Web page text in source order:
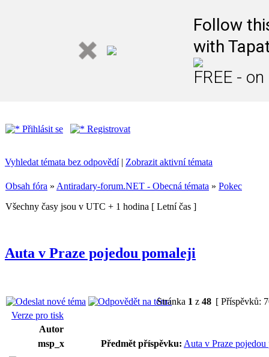
Follow
with
FREE -
Přihlásit se Registrovat
Vyhledat témata bez odpovědí| Zobrazit aktivní témata
Obsah fóra » Antiradary-forum.NET - Obecná témata » Pokec
Všechny časy jsou v UTC + 1 hodina [ Letní čas ]
Auta v Praze pojedou pomaleji
Stránka 1 z 48 [ Příspěvků:
Verze pro tisk
Autor
msp_x
Předmět příspěvku: Auta v Praze pojedou